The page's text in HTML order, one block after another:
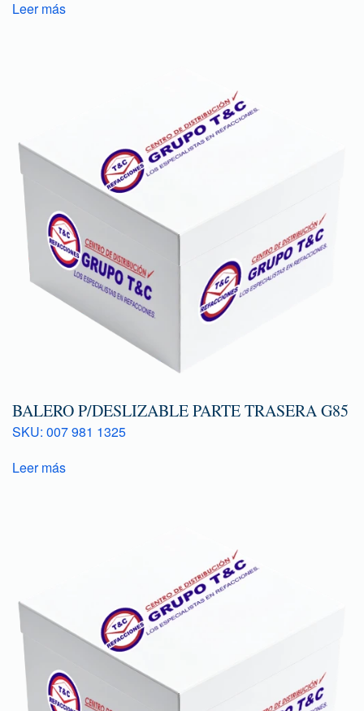
Leer más
BALERO P/DESLIZABLE PARTE TRASERA G85
SKU: 007 981 1325
Leer más